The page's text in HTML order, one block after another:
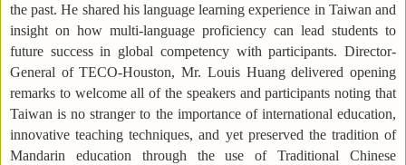
the past. He shared his language learning experience in Taiwan and
insight on how multi-language proficiency can lead students to
future success in global competency with participants. Director-
General of TECO-Houston, Mr. Louis Huang delivered opening
remarks to welcome all of the speakers and participants noting that
Taiwan is no stranger to the importance of international education,
innovative teaching techniques, and yet preserved the tradition of
Mandarin education through the use of Traditional Chinese